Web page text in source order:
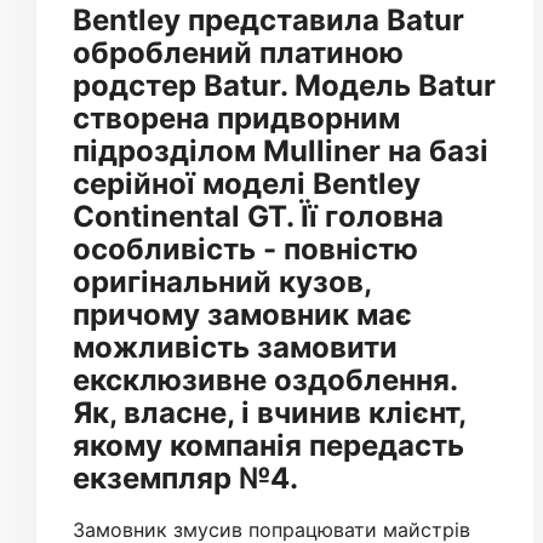
Bentley представила Batur
оброблений платиною
родстер Batur. Модель Batur
створена придворним
підрозділом Mulliner на базі
серійної моделі Bentley
Continental GT. Її головна
особливість - повністю
оригінальний кузов,
причому замовник має
можливість замовити
ексклюзивне оздоблення.
Як, власне, і вчинив клієнт,
якому компанія передасть
екземпляр №4.
Замовник змусив попрацювати майстрів